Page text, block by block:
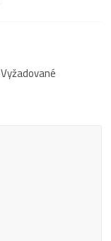
Vyžadované